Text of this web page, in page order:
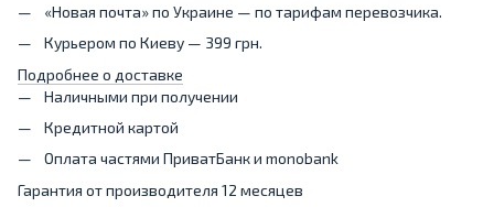
«Новая почта» по Украине — по тарифам перевозчика.
Курьером по Киеву — 399 грн.
Подробнее о доставке
Наличными при получении
Кредитной картой
Оплата частями ПриватБанк и monobank
Гарантия от производителя 12 месяцев